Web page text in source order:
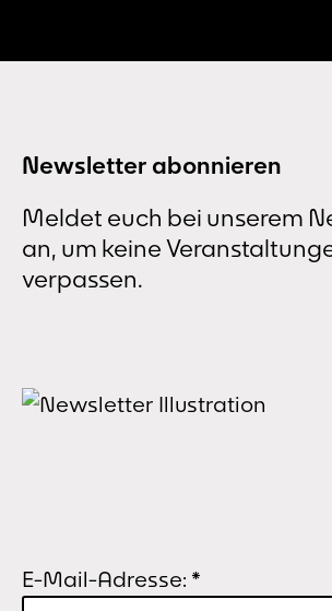
Newsletter abonnieren
Meldet euch bei unserem
an, um keine
verpassen.
E-Mail-Adresse: *